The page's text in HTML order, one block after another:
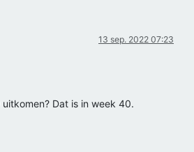
13 sep. 2022 07:23
Dat is in week 40.